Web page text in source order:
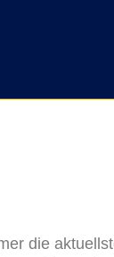
die